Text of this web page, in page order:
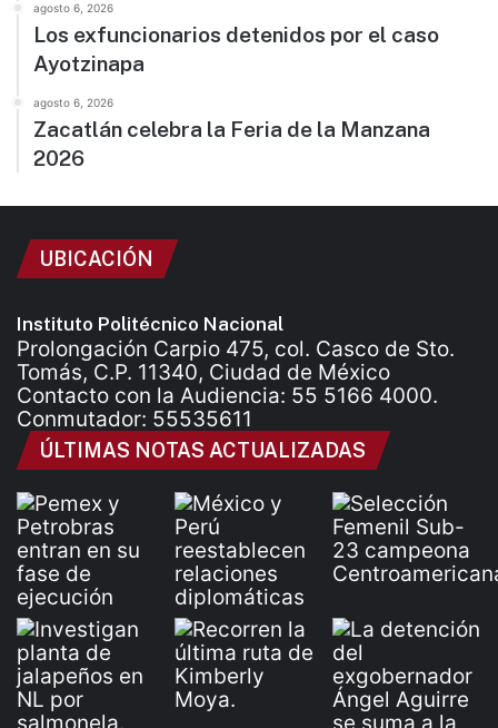
agosto 6, 2026
Los exfuncionarios detenidos por el caso
Ayotzinapa
agosto 6, 2026
Zacatlán celebra la Feria de la Manzana
2026
UBICACIÓN
Instituto Politécnico Nacional
Prolongación Carpio 475, col. Casco de Sto.
Tomás, C.P. 11340, Ciudad de México
Contacto con la Audiencia: 55 5166 4000.
Conmutador: 55535611
ÚLTIMAS NOTAS ACTUALIZADAS